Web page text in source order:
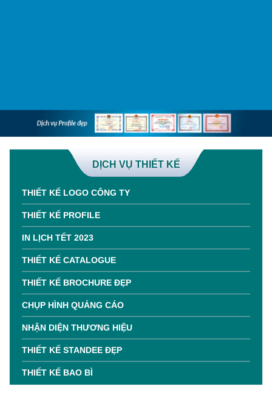
DỊCH VỤ THIẾT KẾ
THIẾT KẾ LOGO CÔNG TY
THIẾT KẾ PROFILE
IN LỊCH TẾT 2023
THIẾT KẾ CATALOGUE
THIẾT KẾ BROCHURE ĐẸP
CHỤP HÌNH QUẢNG CÁO
NHẬN DIỆN THƯƠNG HIỆU
THIẾT KẾ STANDEE ĐẸP
THIẾT KẾ BAO BÌ